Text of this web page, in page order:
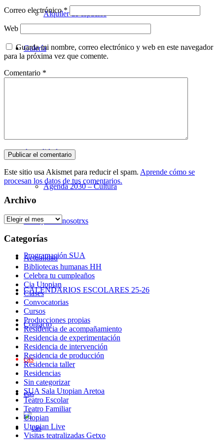
Alquiler de espacios
Galería
Actualidad
Agenda 2030 – Cultura
Trabaja con nosotrxs
Programación SUA
CALENDARIOS ESCOLARES 25-26
Contacto
cas
eus
Correo electrónico*
Web
Guarda mi nombre, correo electrónico y web en este navegador
para la próxima vez que comente.
Comentario *
Este sitio usa Akismet para reducir el spam. Aprende cómo se
procesan los datos de tus comentarios.
Archivo
Archivo
Categorías
Actualidad
Bibliotecas humanas HH
Celebra tu cumpleaños
Cia Utopian
Clases
Convocatorias
Cursos
Producciones propias
Residencia de acompañamiento
Residencia de experimentación
Residencia de intervención
Residencia de producción
Residencia taller
Residencias
Sin categorizar
SUA Sala Utopian Aretoa
Teatro Escolar
Teatro Familiar
Utopian
Utopian Live
Visitas teatralizadas Getxo